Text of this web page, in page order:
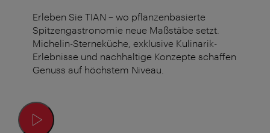
Erleben Sie TIAN – wo pflanzenbasierte
Spitzengastronomie neue Maßstäbe setzt.
Michelin-Sterneküche, exklusive Kulinarik-
Erlebnisse und nachhaltige Konzepte schaffen
Genuss auf höchstem Niveau.